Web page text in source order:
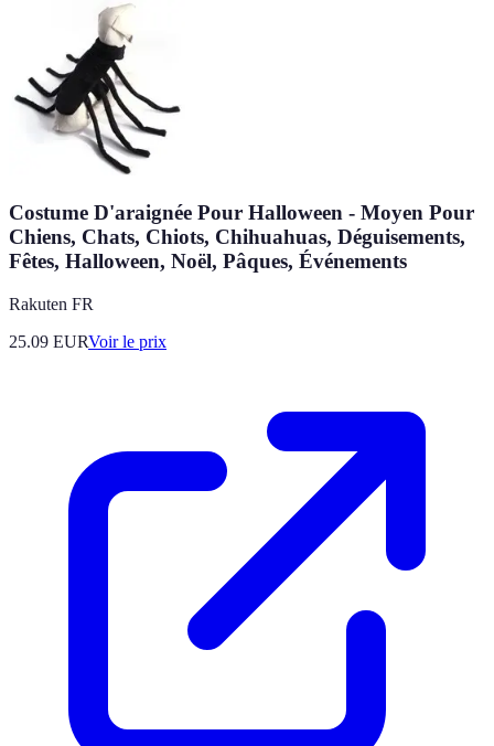
Costume D'araignée Pour Halloween - Moyen Pour
Chiens, Chats, Chiots, Chihuahuas, Déguisements,
Fêtes, Halloween, Noël, Pâques, Événements
Rakuten FR
25.09 EURVoir le prix